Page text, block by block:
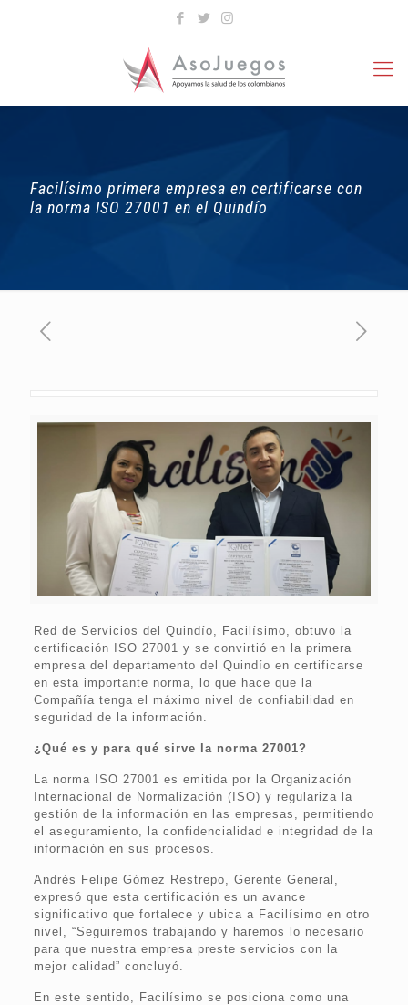
Facilísimo primera empresa en certificarse con
la norma ISO 27001 en el Quindío
Red de Servicios del Quindío, Facilísimo, obtuvo la
certificación ISO 27001 y se convirtió en la primera
empresa del departamento del Quindío en certificarse
en esta importante norma, lo que hace que la
Compañía tenga el máximo nivel de confiabilidad en
seguridad de la información.
¿Qué es y para qué sirve la norma 27001?
La norma ISO 27001 es emitida por la Organización
Internacional de Normalización (ISO) y regulariza la
gestión de la información en las empresas, permitiendo
el aseguramiento, la confidencialidad e integridad de la
información en sus procesos.
Andrés Felipe Gómez Restrepo, Gerente General,
expresó que esta certificación es un avance
significativo que fortalece y ubica a Facilísimo en otro
nivel, “Seguiremos trabajando y haremos lo necesario
para que nuestra empresa preste servicios con la
mejor calidad” concluyó.
En este sentido, Facilísimo se posiciona como una